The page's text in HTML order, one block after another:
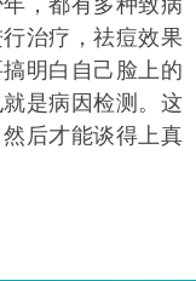
，都有多种致病
治疗，祛痘效果
明白自己脸上的
是病因检测。这
后才能谈得上真